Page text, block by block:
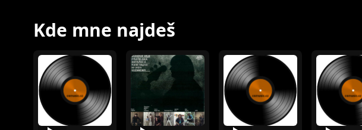
Kde mne najdeš